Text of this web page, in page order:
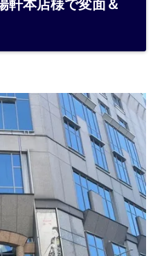
本店様で変面＆